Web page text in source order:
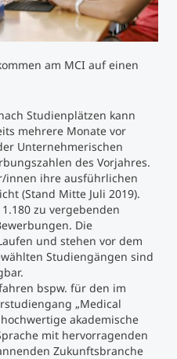
Finder
am MCI auf einen
Studienplätzen kann
mehrere Monate vor
Unternehmerischen
des Vorjahres.
innen ihre ausführlichen
(Stand Mitte Juli 2019).
zu vergebenden
Die
und stehen vor dem
Studiengängen sind
bspw. für den im
„Medical
akademische
mit hervorragenden
Zukunftsbranche